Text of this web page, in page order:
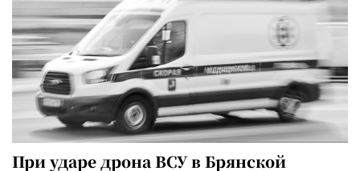
При ударе дрона ВСУ в Брянской